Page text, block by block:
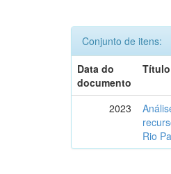
Conjunto de itens:
Data do
documento
Título
2023
Rio